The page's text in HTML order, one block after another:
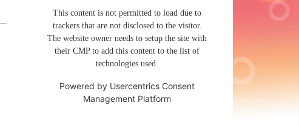
This content is not permitted to load due to
trackers that are not disclosed to the visitor.
The website owner needs to setup the site with
their CMP to add this content to the list of
technologies used.
Powered by Usercentrics Consent
Management Platform